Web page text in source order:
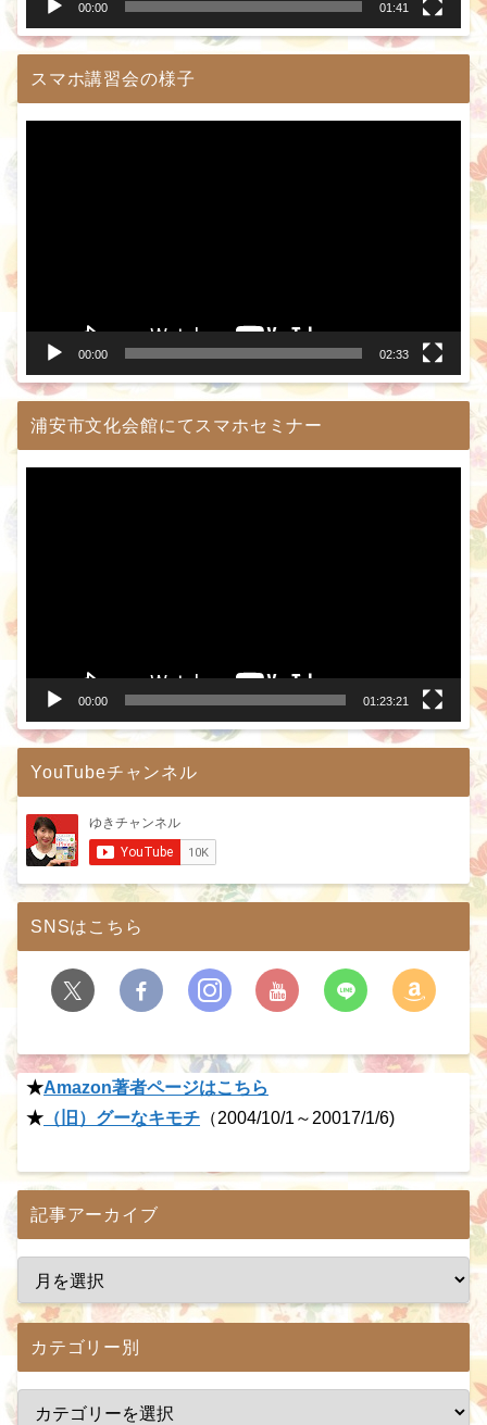
00:00 01:41
スマホ講習会の様子
00:00 02:33
浦安市文化会館にてスマホセミナー
00:00 01:23:21
YouTubeチャンネル
SNSはこちら
★Amazon著者ページはこちら
★ （旧）グーなキモチ （2004/10/1～20017/1/6)
記事アーカイブ
カテゴリー別